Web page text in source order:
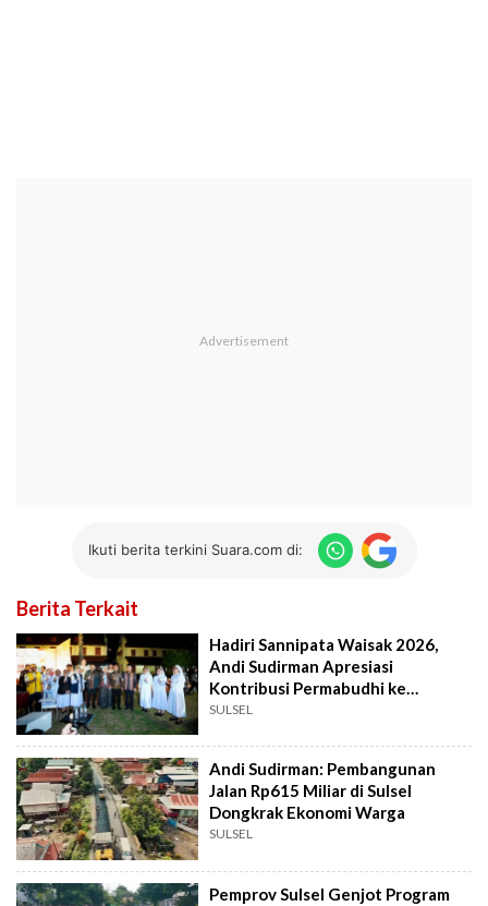
Ikuti berita terkini Suara.com di:
Berita Terkait
Hadiri Sannipata Waisak 2026,
Andi Sudirman Apresiasi
Kontribusi Permabudhi ke
Pembangunan Daerah
SULSEL
Andi Sudirman: Pembangunan
Jalan Rp615 Miliar di Sulsel
Dongkrak Ekonomi Warga
SULSEL
Pemprov Sulsel Genjot Program